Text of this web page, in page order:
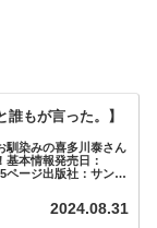
誰もが言った。】
馴染みの喜多川泰さん
本情報発売日：
ページ出版社：サンマ
2024.08.31